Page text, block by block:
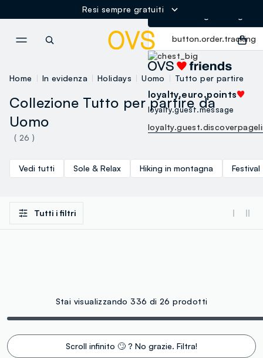
Resi sempre gratuiti
NAVIGATION.ARIA.GOTOMAINCONTENT
button.loginandregister
button.order.tracking
loyalty.euro.points
loyalty.guest.message
Home In evidenza Holidays Uomo Tutto per partire
Collezione Tutto per partire da
Uomo
( 26 )
Vedi tutti Sole & Relax Hiking in montagna Festival
Tutti i filtri
Stai visualizzando 336 di 26 prodotti
Scroll infinito 🙄 ? No grazie. Filtra!